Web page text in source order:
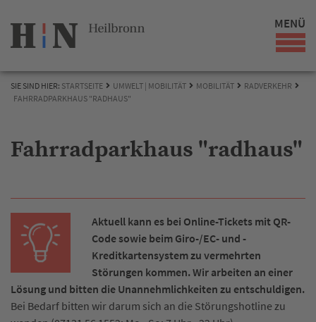
MENÜ
SIE SIND HIER: STARTSEITE UMWELT | MOBILITÄT MOBILITÄT
RADVERKEHR
FAHRRADPARKHAUS "RADHAUS"
Fahrradparkhaus "radhaus"
Aktuell kann es bei Online-Tickets mit QR-
Code sowie beim Giro-/EC- und -
Kreditkartensystem zu vermehrten
Störungen kommen. Wir arbeiten an einer
Lösung und bitten die Unannehmlichkeiten zu entschuldigen.
Bei Bedarf bitten wir darum sich an die Störungshotline zu